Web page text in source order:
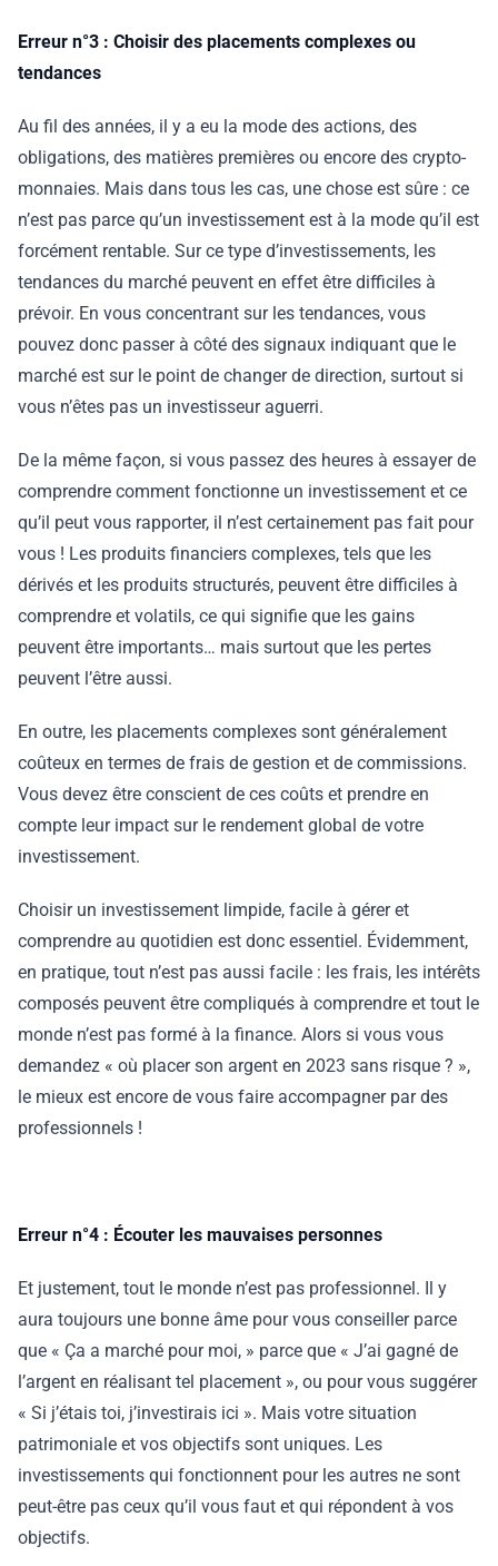
Erreur n°3 : Choisir des placements complexes ou
tendances
Au fil des années, il y a eu la mode des actions, des
obligations, des matières premières ou encore des crypto-
monnaies. Mais dans tous les cas, une chose est sûre : ce
n’est pas parce qu’un investissement est à la mode qu’il est
forcément rentable. Sur ce type d’investissements, les
tendances du marché peuvent en effet être difficiles à
prévoir. En vous concentrant sur les tendances, vous
pouvez donc passer à côté des signaux indiquant que le
marché est sur le point de changer de direction, surtout si
vous n’êtes pas un investisseur aguerri.
De la même façon, si vous passez des heures à essayer de
comprendre comment fonctionne un investissement et ce
qu’il peut vous rapporter, il n’est certainement pas fait pour
vous ! Les produits financiers complexes, tels que les
dérivés et les produits structurés, peuvent être difficiles à
comprendre et volatils, ce qui signifie que les gains
peuvent être importants… mais surtout que les pertes
peuvent l’être aussi.
En outre, les placements complexes sont généralement
coûteux en termes de frais de gestion et de commissions.
Vous devez être conscient de ces coûts et prendre en
compte leur impact sur le rendement global de votre
investissement.
Choisir un investissement limpide, facile à gérer et
comprendre au quotidien est donc essentiel. Évidemment,
en pratique, tout n’est pas aussi facile : les frais, les intérêts
composés peuvent être compliqués à comprendre et tout le
monde n’est pas formé à la finance. Alors si vous vous
demandez « où placer son argent en 2023 sans risque ? »,
le mieux est encore de vous faire accompagner par des
professionnels !
Erreur n°4 : Écouter les mauvaises personnes
Et justement, tout le monde n’est pas professionnel. Il y
aura toujours une bonne âme pour vous conseiller parce
que « Ça a marché pour moi, » parce que « J’ai gagné de
l’argent en réalisant tel placement », ou pour vous suggérer
« Si j’étais toi, j’investirais ici ». Mais votre situation
patrimoniale et vos objectifs sont uniques. Les
investissements qui fonctionnent pour les autres ne sont
peut-être pas ceux qu’il vous faut et qui répondent à vos
objectifs.